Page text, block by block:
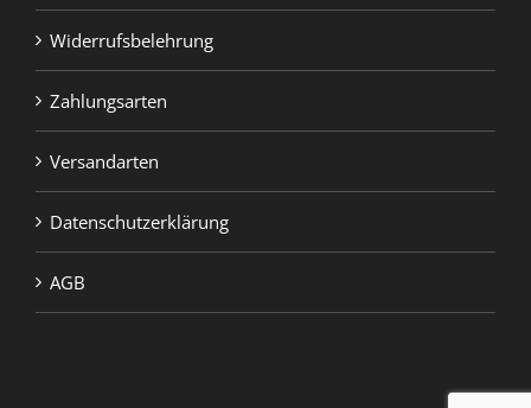
Widerrufsbelehrung
Zahlungsarten
Versandarten
Datenschutzerklärung
AGB